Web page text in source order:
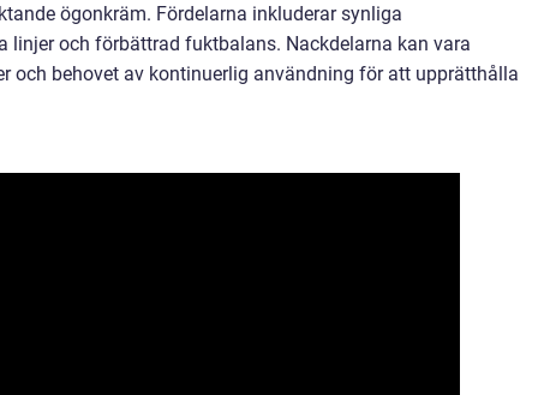
ögonkräm. Fördelarna inkluderar synliga
linjer och förbättrad fuktbalans. Nackdelarna kan vara
och behovet av kontinuerlig användning för att upprätthålla